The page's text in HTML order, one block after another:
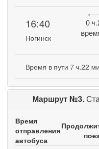
16:40
Ногинск
0
Время в пути 7 ч.22
Маршрут №3.
Время
отправления
автобуса